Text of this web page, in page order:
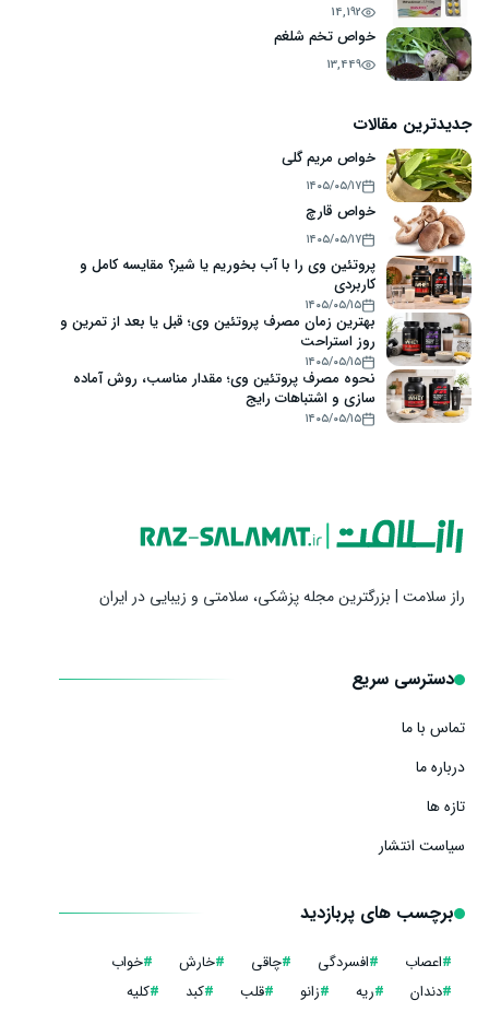
14,192
خواص تخم شلغم
13,449
جدیدترین مقالات
خواص مریم گلی
۱۴۰۵/۰۵/۱۷
خواص قارچ
۱۴۰۵/۰۵/۱۷
پروتئین وی را با آب بخوریم یا شیر؟ مقایسه کامل و
کاربردی
۱۴۰۵/۰۵/۱۵
بهترین زمان مصرف پروتئین وی؛ قبل یا بعد از تمرین و
روز استراحت
۱۴۰۵/۰۵/۱۵
نحوه مصرف پروتئین وی؛ مقدار مناسب، روش آماده
سازی و اشتباهات رایج
۱۴۰۵/۰۵/۱۵
راز سلامت | بزرگترین مجله پزشکی، سلامتی و زیبایی در ایران
دسترسی سریع
تماس با ما
درباره ما
تازه ها
سیاست انتشار
برچسب های پربازدید
#اعصاب #افسردگی #چاقی #خارش #خواب
#دندان #ریه #زانو #قلب #کبد #کلیه